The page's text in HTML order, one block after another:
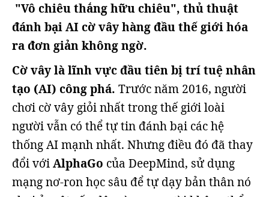
"Vô chiêu thắng hữu chiêu", thủ thuật
đánh bại AI cờ vây hàng đầu thế giới hóa
ra đơn giản không ngờ.
Cờ vây là lĩnh vực đầu tiên bị trí tuệ nhân
tạo (AI) công phá. Trước năm 2016, người
chơi cờ vây giỏi nhất trong thế giới loài
người vẫn có thể tự tin đánh bại các hệ
thống AI mạnh nhất. Nhưng điều đó đã thay
đổi vớiAlphaGo của DeepMind, sử dụng
mạng nơ-ron học sâu để tự dạy bản thân nó